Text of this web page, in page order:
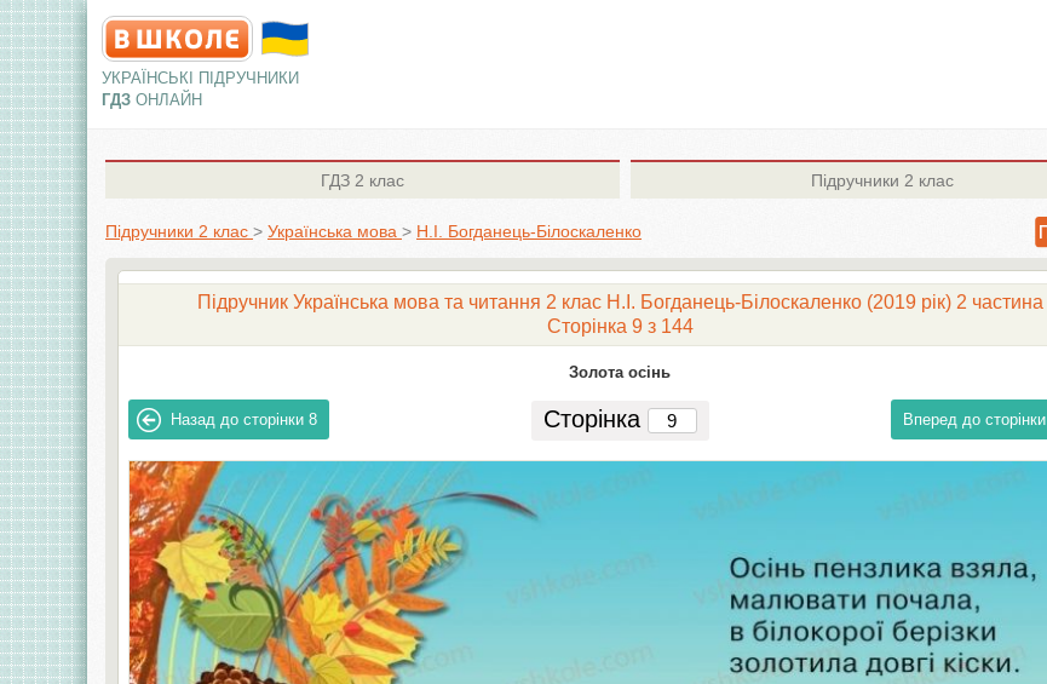
УКРАЇНСЬКІ ПІДРУЧНИКИ
ГДЗ ОНЛАЙН
ГДЗ 2 клас Підручники 2 клас
Підручники 2 клас > Українська мова > Н.І. Богданець-Білоскаленко
Підручник Українська мова та читання 2 клас Н.І. Богданець-Білоскаленко (2019 рік) 2 частина
Сторінка 9 з 144
Золота осінь
Назад до сторінки 8 Сторінка Вперед до сторінки